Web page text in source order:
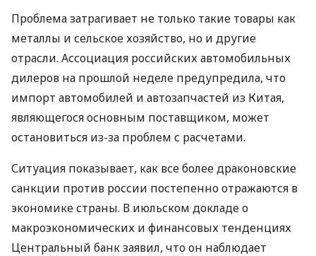
Проблема затрагивает не только такие товары как
металлы и сельское хозяйство, но и другие
отрасли. Ассоциация российских автомобильных
дилеров на прошлой неделе предупредила, что
импорт автомобилей и автозапчастей из Китая,
являющегося основным поставщиком, может
остановиться из-за проблем с расчетами.
Ситуация показывает, как все более драконовские
санкции против россии постепенно отражаются в
экономике страны. В июльском докладе о
макроэкономических и финансовых тенденциях
Центральный банк заявил, что он наблюдает